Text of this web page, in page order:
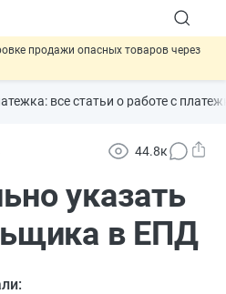
продажи опасных товаров через
пропишут в ТК РФ#новости
за подрядчиками ИЖС с эскроу-
все статьи о работе с
44.8к
указать
в ЕПД